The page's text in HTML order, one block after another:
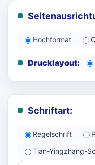
Hochformat
Drucklayout:
Schriftart:
Regelschrift
Tian-Yingzhang-